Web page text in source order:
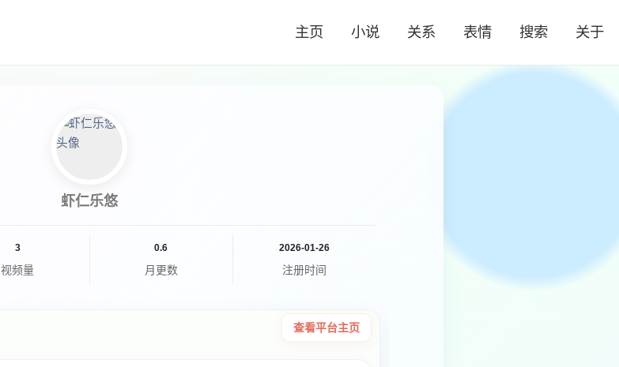
主页 小说 关系 表情 搜索 关于
虾仁乐悠
3
视频量
0.6
月更数
2026-01-26
注册时间
查看平台主页